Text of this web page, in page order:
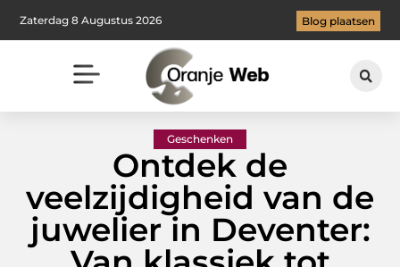
Zaterdag 8 Augustus 2026 Blog plaatsen
Geschenken
Ontdek de
veelzijdigheid van de
juwelier in Deventer: